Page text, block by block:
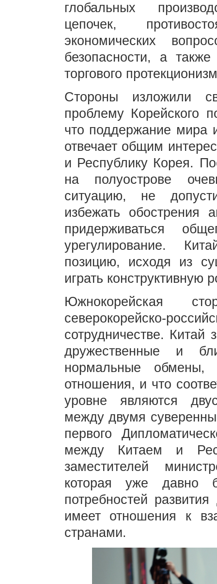
глобальных
цепочек,
экономических
безопасности, а
торгового
Стороны изложили
проблему Корейского
что поддержание мира
отвечает общим
и Республику Корея.
на полуострове
ситуацию, не
избежать обострения
придерживаться
урегулирование.
позицию, исходя из
играть конструктивную
Южнокорейская
северокорейско-
сотрудничестве.
дружественные и
нормальные обмены,
отношения, и что
уровне являются
между двумя
первого
между Китаем и
заместителей
которая уже давно
потребностей
имеет отношения к
странами.